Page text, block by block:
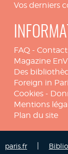
Vos derniers
FAQ - Contact
Magazine
Des
Foreign in
Cookies -
Mentions
Plan du site
paris.fr